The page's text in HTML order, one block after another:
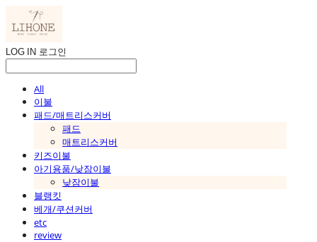
LOG IN 로그인
All
이불
패드/매트리스커버
패드
매트리스커버
키즈이불
아기용품/낮잠이불
낮잠이불
블랭킷
베개/쿠션커버
etc
review